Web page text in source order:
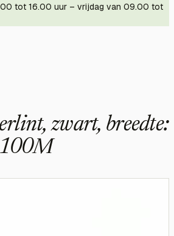
tot 16.00 uur – vrijdag van 09.00 tot
zwart, breedte: